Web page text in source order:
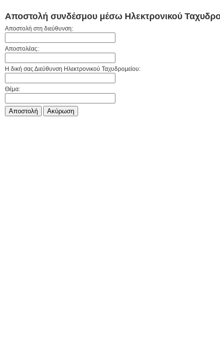
Αποστολή συνδέσμου μέσω Ηλεκτρονικού
Αποστολή στη διεύθυνση:
Αποστολέας:
Η δική σας Διεύθυνση Ηλεκτρονικού Ταχυδρομείου:
Θέμα:
Αποστολή Aκύρωση